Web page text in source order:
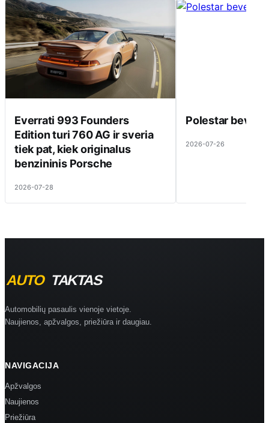
Everrati 993 Founders
Edition turi 760 AG ir sveria
tiek pat, kiek originalus
benzininis Porsche
2026-07-28
Polestar beveik
2026-07-26
Automobilių pasaulis vienoje vietoje.
Naujienos, apžvalgos, priežiūra ir daugiau.
NAVIGACIJA
Apžvalgos
Naujienos
Priežiūra